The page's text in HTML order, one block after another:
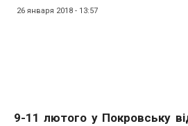
26 января 2018 - 13:57
9-11 лютого у Покровську